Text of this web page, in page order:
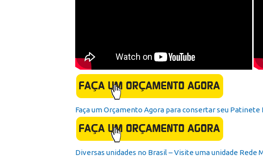
Faça um Orçamento Agora para consertar seu Patinete
Diversas unidades no Brasil – Visite uma unidade Rede